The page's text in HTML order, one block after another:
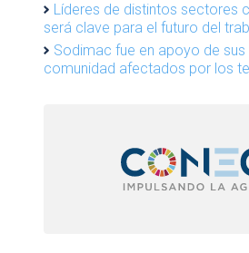
Líderes de distintos sectores
será clave para el futuro del
Sodimac fue en apoyo de
comunidad afectados por los